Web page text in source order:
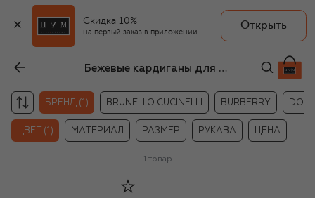
Скидка 10%
на первый заказ в приложении
Открыть
Бежевые кардиганы для мальчиков BOSS
БРЕНД (1) BRUNELLO CUCINELLI BURBERRY
ЦВЕТ (1) МАТЕРИАЛ РАЗМЕР РУКАВА ЦЕНА
1 товар